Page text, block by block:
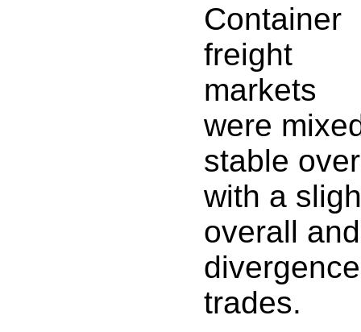
Container
freight
markets
were
stable
with a
overall
trades.